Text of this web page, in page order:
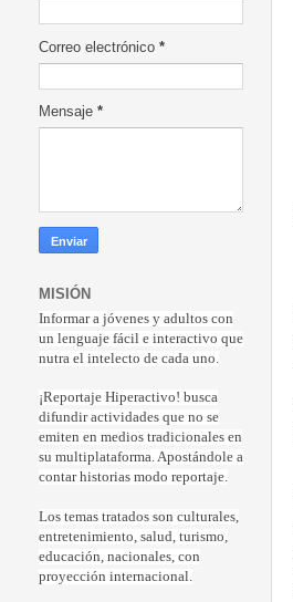
Correo electrónico *
Mensaje *
MISIÓN
Informar a jóvenes y adultos con
un lenguaje fácil e interactivo que
nutra el intelecto de cada uno.
¡Reportaje Hiperactivo! busca
difundir actividades que no se
emiten en medios tradicionales en
su multiplataforma. Apostándole a
contar historias modo reportaje.
Los temas tratados son culturales,
entretenimiento, salud, turismo,
educación, nacionales, con
proyección internacional.